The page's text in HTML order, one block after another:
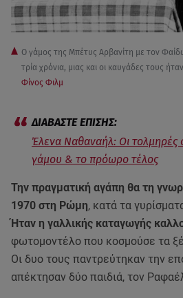
Ο γάμος της Μπέτυς Αρβανίτη με τον
τρία χρόνια, μιας και οι καυγάδες τους
Φίνος Φιλμ
Έλενα Ναθαναήλ: Οι τολμηρές
γάμου & το πρόωρο τέλος
Την πραγματική αγάπη θα τη
1970 στη Ρώμη, κατά τα
Ήταν η γαλλικής καταγωγής
φωτομοντέλο που κοσμούσε τα
Οι δυο τους παντρεύτηκαν την
απέκτησαν δύο παιδιά, τον